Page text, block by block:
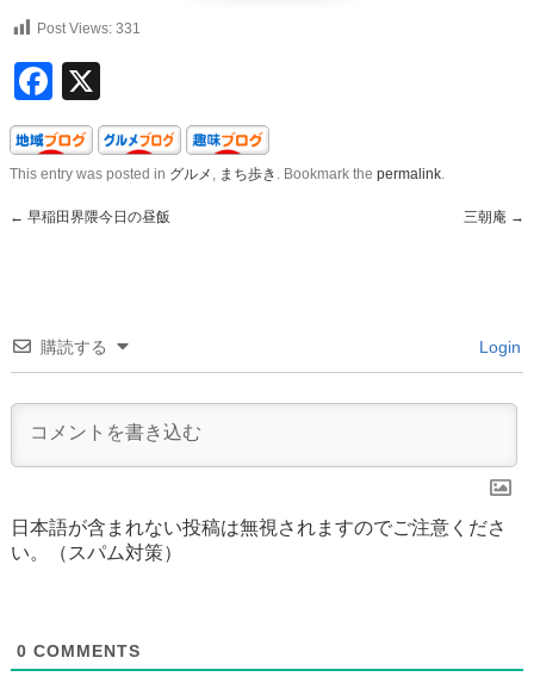
Post Views: 331
Facebook
This entry was posted in グルメ , まち歩き . Bookmark the permalink.
← 早稲田界隈今日の昼飯 三朝庵 →
購読する Login
日本語が含まれない投稿は無視されますのでご注意くださ
い。（スパム対策）
0 COMMENTS